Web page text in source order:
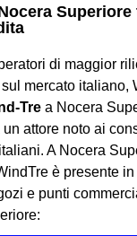
di maggior
mercato italiano,
Tre a Nocera
attore noto ai
A Nocera
è presente
e punti